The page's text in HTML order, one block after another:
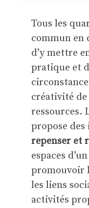
Tous les
commun en
d’y mettre
pratique et
créativité de
ressources.
propose des
repenser et
espaces
promouvoir
les liens
activités